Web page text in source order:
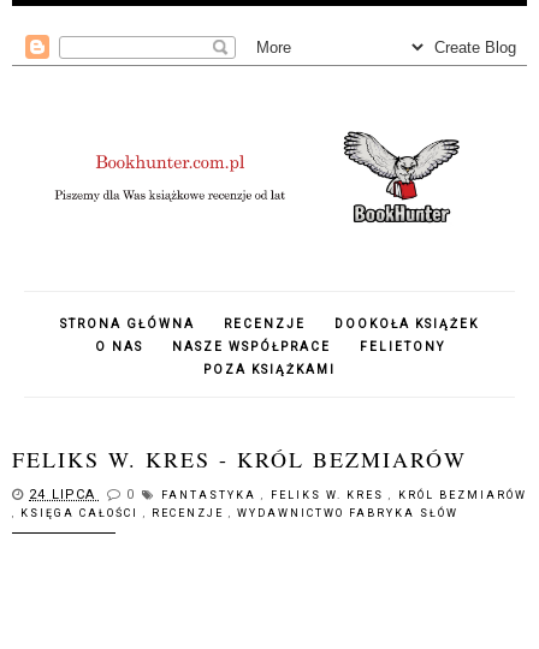
STRONA GŁÓWNA RECENZJE
DOOKOŁA KSIĄŻEK
O NAS
NASZE WSPÓŁPRACE
FELIETONY
POZA KSIĄŻKAMI
FELIKS W. KRES - KRÓL BEZMIARÓW
24 LIPCA 0 FANTASTYKA, FELIKS W. KRES,
KRÓL BEZMIARÓW
, KSIĘGA CAŁOŚCI , RECENZJE , WYDAWNICTWO FABRYKA SŁÓW